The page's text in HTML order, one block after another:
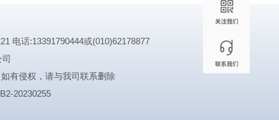
电话:13391790444或(010)62178877
有侵权，请与我司联系删除
20230255